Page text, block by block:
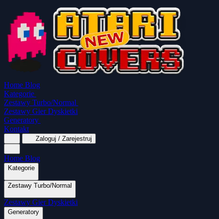
Home Blog
Kategorie
Zestawy Turbo/Normal
Zestawy Gier Dyskietki
Generatory
Kontakt
Zaloguj / Zarejestruj
Home Blog
Kategorie
Wszystkie kategorie
Zestawy Turbo/Normal
MapaSoft Turbo ROM SparkTurbo 2000
Mina Grubcio Normal
Zestawy Gier Dyskietki
Generatory